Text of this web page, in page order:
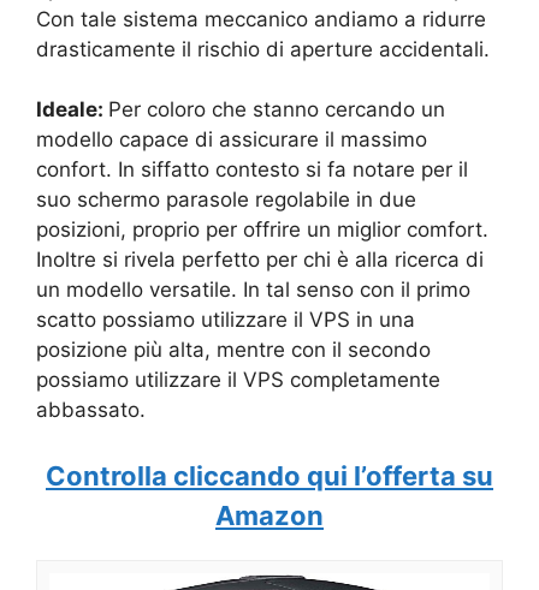
Con tale sistema meccanico andiamo a ridurre
drasticamente il rischio di aperture accidentali.
Ideale: Per coloro che stanno cercando un
modello capace di assicurare il massimo
confort. In siffatto contesto si fa notare per il
suo schermo parasole regolabile in due
posizioni, proprio per offrire un miglior comfort.
Inoltre si rivela perfetto per chi è alla ricerca di
un modello versatile. In tal senso con il primo
scatto possiamo utilizzare il VPS in una
posizione più alta, mentre con il secondo
possiamo utilizzare il VPS completamente
abbassato.
Controlla cliccando qui l’offerta su
Amazon